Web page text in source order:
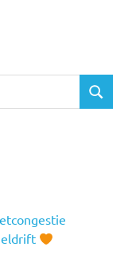
ZOEKEN